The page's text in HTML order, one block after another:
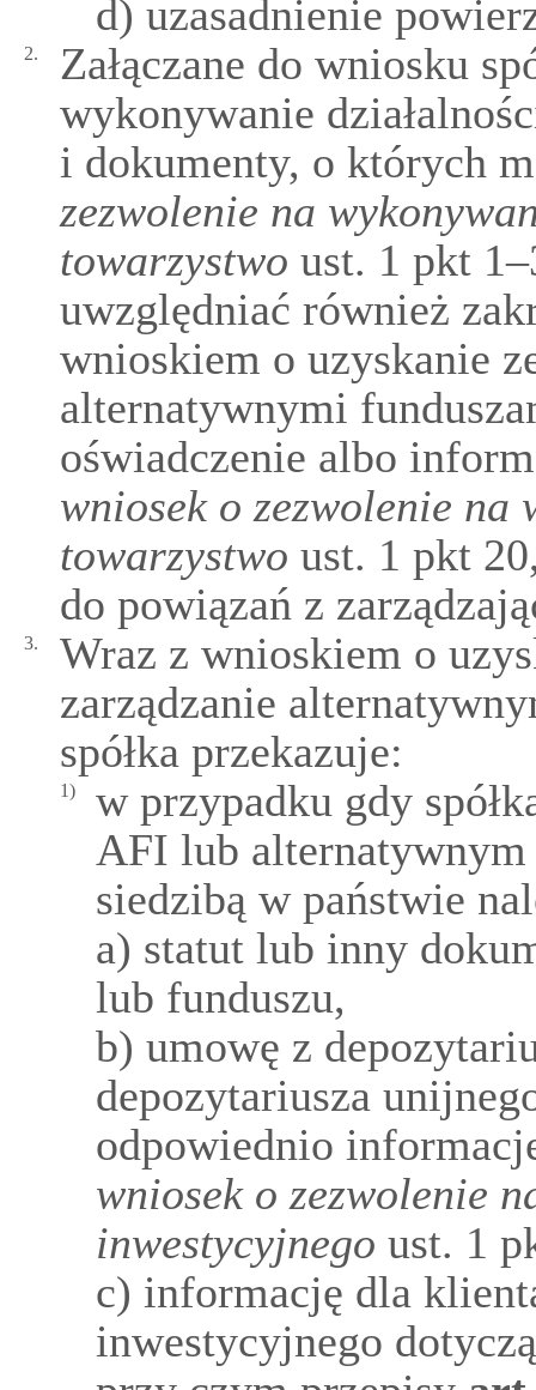
d) uzasadnienie
2.
Załączane do wniosku
wykonywanie
i dokumenty, o których
zezwolenie na
towarzystwo ust. 1 pkt
uwzględniać również
wnioskiem o uzyskanie
alternatywnymi
oświadczenie albo
wniosek o zezwolenie na
towarzystwo ust. 1 pkt
do powiązań z
3.
Wraz z wnioskiem o
zarządzanie
spółka przekazuje:
1)
w przypadku gdy
AFI lub
siedzibą w państwie
a) statut lub inny
lub funduszu,
b) umowę z
depozytariusza
odpowiednio
wniosek o zezwolenie
inwestycyjnego ust. 1
c) informację dla
inwestycyjnego